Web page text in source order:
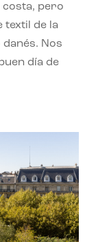
pero
textil de la
danés. Nos
día de